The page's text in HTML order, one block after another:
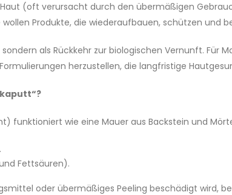
(oft verursacht durch den übermäßigen
wollen Produkte, die wiederaufbauen, schützen und
als Rückkehr zur biologischen Vernunft. Für
herzustellen, die langfristige
funktioniert wie eine Mauer aus Backstein und
Fettsäuren).
oder übermäßiges Peeling beschädigt wird,